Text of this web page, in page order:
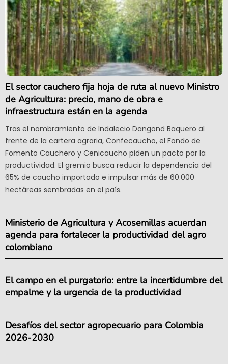
El sector cauchero fija hoja de ruta al nuevo Ministro
de Agricultura: precio, mano de obra e
infraestructura están en la agenda
Tras el nombramiento de Indalecio Dangond Baquero al
frente de la cartera agraria, Confecaucho, el Fondo de
Fomento Cauchero y Cenicaucho piden un pacto por la
productividad. El gremio busca reducir la dependencia del
65% de caucho importado e impulsar más de 60.000
hectáreas sembradas en el país.
Ministerio de Agricultura y Acosemillas acuerdan
agenda para fortalecer la productividad del agro
colombiano
El campo en el purgatorio: entre la incertidumbre del
empalme y la urgencia de la productividad
Desafíos del sector agropecuario para Colombia
2026-2030